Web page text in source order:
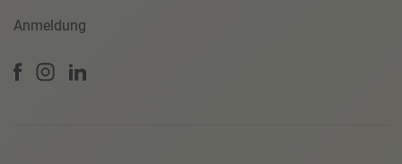
Anmeldung